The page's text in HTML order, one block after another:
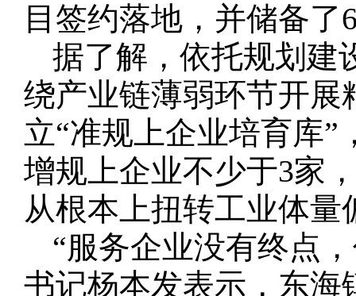
目签约落地，并储备
据了解，依托规划建
绕产业链薄弱环节开展
立“准规上企业培育库
增规上企业不少于3家
从根本上扭转工业体量
“服务企业没有终点
书记杨本发表示，东海